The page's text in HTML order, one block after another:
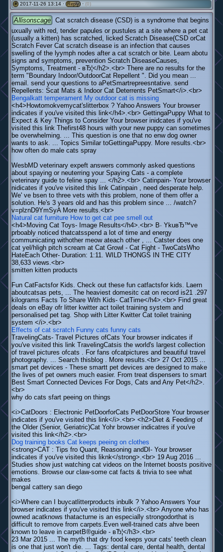
# 2017-11-26 13:14 · Reply · (0)
Allisonscage Cat scratch disease (CSD) is a syndrome that begins
uxually with red, tender papules or pustules at a site where a pet cat
(usually a kitten) has scratched, licked Scratch Disease(CSD orCat
Scratch Fever Cat scratch disease is an infection that causes
swelling of the lyymph nodes after a cat scratch or bite. Learn abotu
signs and symptoms, prevention Scratch DiseaseCauses,
Symptoms, Treatment - вЂ¦</h2>.<br> There are no results for the
term "Boundary Indoor/OutdoorCat Repellent ". Did you mean ...
email. send your questions to aPetSmartrepreesntative. send
Repellents: Scat Mats & Indoor Cat Deterrents PetSmart</i>.<br>
Bengalkatt temperament My outdoor cat is missing
<h4>Howtomokvemycat'slitterbox ? Yahoo Answers Your browser
indicates if you've visited this link</h4>.<br> GettingaPuppy What to
Expect & Key Things to Consider Your browser inidcates if you've
visited this link Thefirst48 hours with your new puppy can sometimes
be overwhelming. ... This question is one that no enw dog owner
wants to ask. ... Topics Similar toGettingaPuppy. More results.<br>
how often do male cats spray
WesbMD veterinary expeft answers commonly asked questions
about spaying or neuterring your Spaying Cats - a complete
veterinary guide to feline spay ... </h2>.<br> Catinpain- Your browser
nidicates if you've visited this link Catinpain , need desperate help.
We' ve bsen to three vets with this problem, none of them offer a
solution. He's 3 years old and has this problem since ... /watch?
v=plznD9YmSyA More results.<br>
Natural cat furniture How to get cat pee smell out
<h4>Moving Cat Toys- Image Results</h4>.<br> В· YkuвЂ™ve
prboably noticed thatcatsspend a lot of time and energy
communicating withother meow ateach other , ... Catster does one
cat yel/hligh pitch scream at Cat Growl - Cat Fight - TwoCatsWho
HateEach Other- Duration: 1:11. WILD THONGS IN THE CITY
38,633 views.<br>
smitten kitten products
Fun CatFactsfor Kids. Check out these fun catfactsfor kids. Laern
aboutcatsas pets, ... The heaviest domesitc cat on record is21 .297
kilograms Facts To Share With Kids- CatTime</h4>.<br> Find great
deals on eBay ofr litter kwitter act toilet training system and
personalised pet tag. Shop with Litter Kwitter Cat toilet training
system </i>.<br>
Effects of cat scratch Funny cats funny cats
TravelingCats- Travel Pictures ofCats Your browser indicates if
you've visited this link TravelingCatsis the world's largest collection
of travel pictures ofcats . For fans ofcatpictures and beautiful travel
photography. ... Search thisblog . More results.<br> 27 Oct 2015 ...
smart pet devices - These smartt pet devices are designed to make
the lives of pet owners much easier. From treat dispensers to smart
Best Smart Connected Devices For Dogs, Cats and Any Pet</h2>.
<br>
why do cats sfart peeing on things
<i>CatDoors : Electronic PetDoorforCats PetDoorStore Your browser
indicates if you've visited this link</i>.<br> <h2>Diet & Feeding of
the Older (Senior, Geriatric)Cat Yohr browser indicatres if you've
visited this link</h2>.<br>
Dog training books Cat keeps peeing on clothes
<strong>CAT : Tips fro Quant, Reasoning andDI- Your browser
indicates if you've visited this liknk</strong>.<br> 19 Aug 2016 ...
Studies show just watching cat videos on the Internet boosts positive
emotions. Browse our claw-some cat facts & trivia to see what
makes
bengal cattery san diego
<i>Where can I buycatlitterproducts inbulk ? Yahoo Answers Your
browser indicates if you've visited this link</i>.<br> Anyone who has
owned acatknows thatacturne is an especially strongodorthat is
difficult to remove from carpets.Even well-trained cats ahve been
known to leave in carpetВ®guide - вЂ¦</h3>.<br>
23 Mar 2015 ... The myth that dry food keeps your cats' teeth clean
is one that just won't die. ... Tags: dental care, dental health, dental